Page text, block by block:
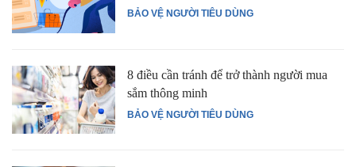
BẢO VỆ NGƯỜI TIÊU DÙNG
BẢO VỆ NGƯỜI TIÊU DÙNG
8 điều cần tránh để trở thành người mua
sắm thông minh